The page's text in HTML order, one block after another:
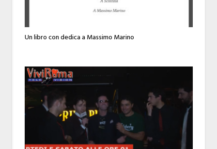
Un libro con dedica a Massimo Marino